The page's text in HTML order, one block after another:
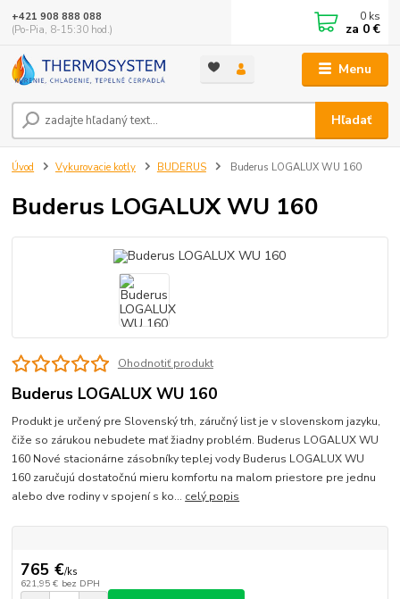
Menu
Hľadať
+421 908 888 088
(Po-Pia, 8-15:30 hod.)
0 ks
za 0 €
Úvod Vykurovacie kotly BUDERUS Buderus LOGALUX WU 160
Buderus LOGALUX WU 160
Ohodnotiť produkt
Buderus LOGALUX WU 160
Produkt je určený pre Slovenský trh, záručný list je v slovenskom jazyku,
čiže so zárukou nebudete mať žiadny problém. Buderus LOGALUX WU
160 Nové stacionárne zásobníky teplej vody Buderus LOGALUX WU
160 zaručujú dostatočnú mieru komfortu na malom priestore pre jednu
alebo dve rodiny v spojení s ko... celý popis
765 €/ks
621,95 € bez DPH